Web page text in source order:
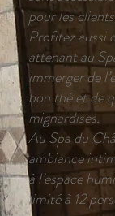
pour les
Profitez aussi
attenant au
immerger de
bon thé et de
mignardises.
Au Spa du
ambiance
à l’espace
limité à 12